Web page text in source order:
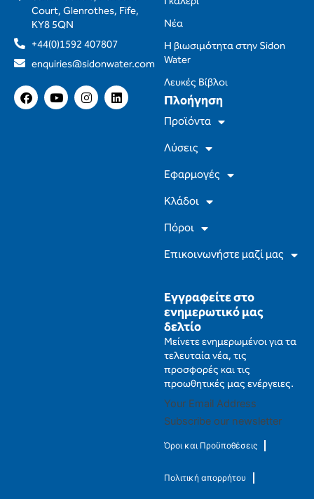
Court, Glenrothes, Fife,
KY8 5QN
+44(0)1592 407807
enquiries@sidonwater.com
F
a
Y
o
I
n
L
i
Εγγραφείτε στο
ενημερωτικό μας
δελτίο
Μείνετε ενημερωμένοι για τα
τελευταία νέα, τις
προσφορές και τις
προωθητικές μας ενέργειες.
Subscribe our newsletter
Όροι και Προϋποθέσεις
Πολιτική απορρήτου
Πλοήγηση
Προϊόντα
Λύσεις
Εφαρμογές
Κλάδοι
Πόροι
Επικοινωνήστε μαζί μας
Νέα
Η βιωσιμότητα στην Sidon
Water
Λευκές Βίβλοι